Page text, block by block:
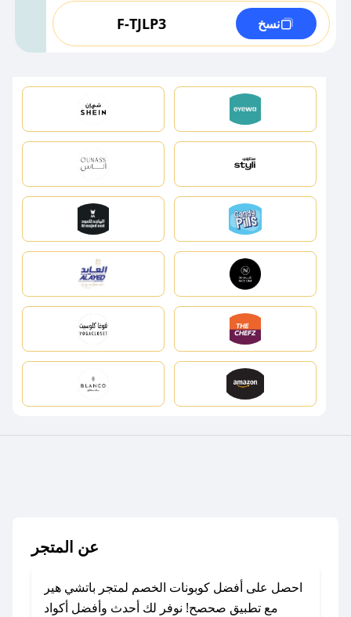
F-TJLP3 نسخ
عن المتجر
احصل على أفضل كوبونات الخصم لمتجر باتشي هير
مع تطبيق صحصح! نوفر لك أحدث وأفضل أكواد